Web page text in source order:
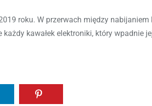
roku. W przerwach między nabijaniem
kawałek elektroniki, który wpadnie